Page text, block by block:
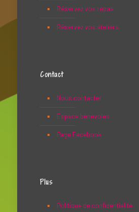
Réservez vos repas
Réservez vos ateliers
Contact
Nous contacter
Espace bénévoles
Page Facebook
Plus
Politique de confidentialité